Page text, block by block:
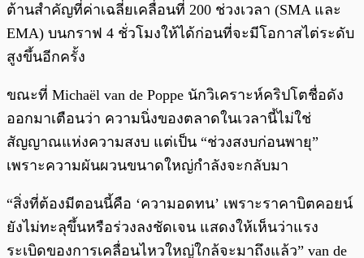
ต้านสำคัญที่ค่าเฉลี่ยเคลื่อนที่ 200 ช่วงเวลา (SMA และ
EMA) บนกราฟ 4 ชั่วโมงให้ได้ก่อนที่จะมีโอกาสไต่ระดับ
สูงขึ้นอีกครั้ง
ขณะที่ Michaël van de Poppe นักวิเคราะห์คริปโตชื่อดัง
ออกมาเตือนว่า ความนิ่งของตลาดในเวลานี้ไม่ใช่
สัญญาณแห่งความสงบ แต่เป็น “ช่วงสงบก่อนพายุ”
เพราะความผันผวนขนาดใหญ่กำลังจะกลับมา
“สิ่งที่ต้องมีตอนนี้คือ ‘ความอดทน’ เพราะราคาบิตคอยน์
ยังไม่ทะลุขึ้นหรือร่วงลงชัดเจน แสดงให้เห็นว่าแรง
ระเบิดของการเคลื่อนไหวใหญ่ใกล้จะมาถึงแล้ว” van de